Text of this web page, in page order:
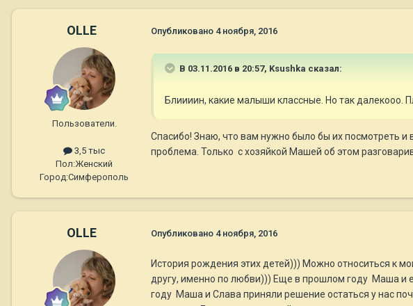
OLLE
Пользователи.
3,5 тыс
Пол:Женский
Город:Симферополь
Опубликовано 4 ноября, 2016
В 03.11.2016 в 20:57, Ksushka сказал:
Блиииин, какие малыши классные. Но так далекооо.
Спасибо! Знаю, что вам нужно было бы их посмотреть
проблема. Только с хозяйкой Машей об этом
OLLE Опубликовано 4 ноября, 2016
История рождения этих детей))) Можно относиться к
другу, именно по любви))) Еще в прошлом году Маша и
году Маша и Слава приняли решение остаться у нас